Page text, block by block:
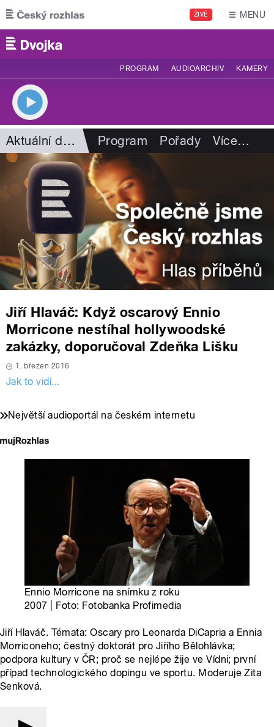
Přejít k hlavnímu obsahu
ŽIVĚ MENU
PROGRAM AUDIOARCHIV KAMERY
Aktuální dění Program Pořady Více…
Jiří Hlaváč: Když oscarový Ennio
Morricone nestíhal hollywoodské
zakázky, doporučoval Zdeňka Lišku
1. březen 2016
Jak to vidí...
Největší audioportál na českém internetu
Ennio Morricone na snímku z roku
2007 | Foto: Fotobanka Profimedia
Jiří Hlaváč. Témata: Oscary pro Leonarda DiCapria a Ennia
Morriconeho; čestný doktorát pro Jiřího Bělohlávka;
podpora kultury v ČR; proč se nejlépe žije ve Vídni; první
případ technologického dopingu ve sportu. Moderuje Zita
Senková.